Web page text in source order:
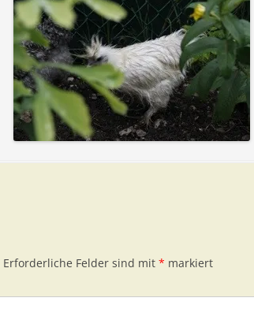
Erforderliche Felder sind mit * markiert